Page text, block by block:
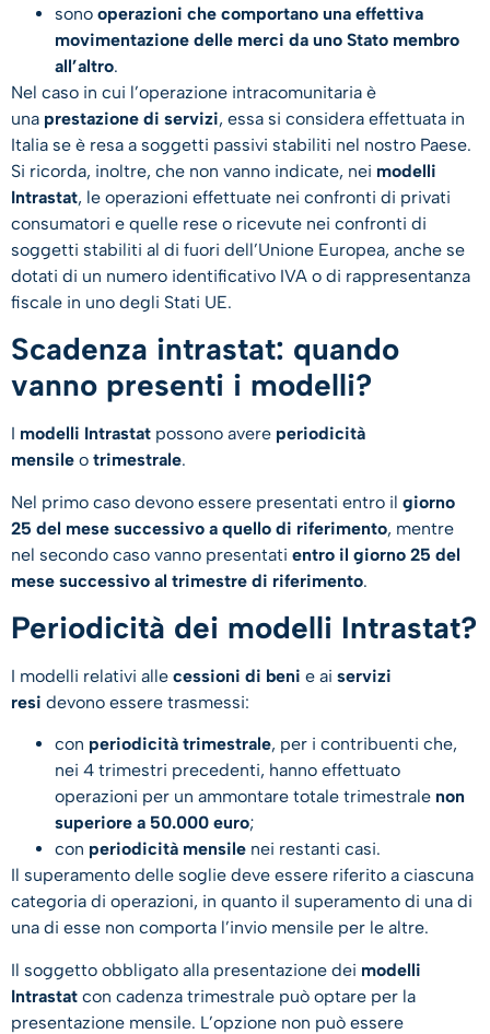
sono operazioni che comportano una effettiva
movimentazione delle merci da uno Stato membro
all’altro.
Nel caso in cui l’operazione intracomunitaria è
una prestazione di servizi, essa si considera effettuata in
Italia se è resa a soggetti passivi stabiliti nel nostro Paese.
Si ricorda, inoltre, che non vanno indicate, nei modelli
Intrastat, le operazioni effettuate nei confronti di privati
consumatori e quelle rese o ricevute nei confronti di
soggetti stabiliti al di fuori dell’Unione Europea, anche se
dotati di un numero identificativo IVA o di rappresentanza
fiscale in uno degli Stati UE.
Scadenza intrastat: quando
vanno presenti i modelli?
I modelli Intrastat possono avere periodicità
mensile o trimestrale.
Nel primo caso devono essere presentati entro il giorno
25 del mese successivo a quello di riferimento, mentre
nel secondo caso vanno presentati entro il giorno 25 del
mese successivo al trimestre di riferimento.
Periodicità dei modelli Intrastat?
I modelli relativi alle cessioni di beni e ai servizi
resi devono essere trasmessi:
con periodicità trimestrale, per i contribuenti che,
nei 4 trimestri precedenti, hanno effettuato
operazioni per un ammontare totale trimestrale non
superiore a 50.000 euro;
con periodicità mensile nei restanti casi.
Il superamento delle soglie deve essere riferito a ciascuna
categoria di operazioni, in quanto il superamento di una di
una di esse non comporta l’invio mensile per le altre.
Il soggetto obbligato alla presentazione dei modelli
Intrastat con cadenza trimestrale può optare per la
presentazione mensile. L’opzione non può essere